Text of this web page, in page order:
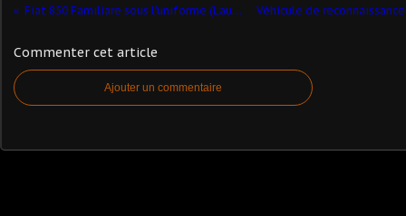
Fiat 850 Familiare sous l'uniforme (Laudoracing - 1/18) ​
Commenter cet article
Ajouter un commentaire